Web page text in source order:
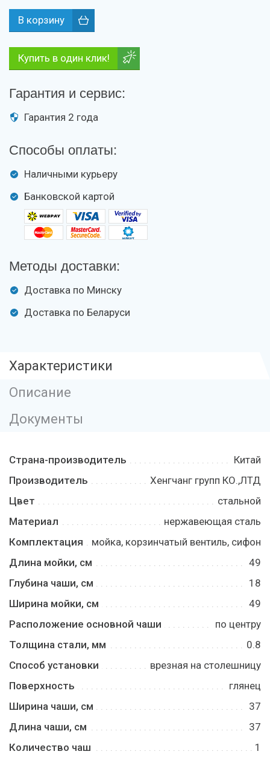
Купить в один клик!
Гарантия и сервис:
Гарантия 2 года
Способы оплаты:
Наличными курьеру
Банковской картой
Методы доставки:
Доставка по Минску
Доставка по Беларуси
Характеристики
Описание
Документы
Страна-производитель
Китай
Производитель
Хенгчанг групп КО.,ЛТД
Цвет
стальной
Материал
нержавеющая сталь
Комплектация
мойка, корзинчатый вентиль, сифон
Длина мойки, см
49
Глубина чаши, см
18
Ширина мойки, см
49
Расположение основной чаши
по центру
Толщина стали, мм
0.8
Способ установки
врезная на столешницу
Поверхность
глянец
Ширина чаши, см
37
Длина чаши, см
37
Количество чаш
1